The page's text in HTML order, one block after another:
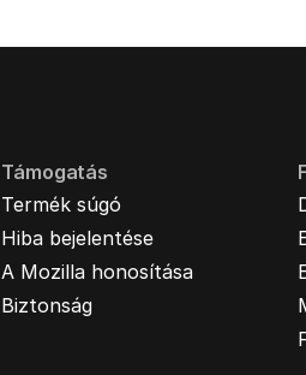
Támogatás
Termék súgó
Hiba bejelentése
A Mozilla honosítása
Biztonság